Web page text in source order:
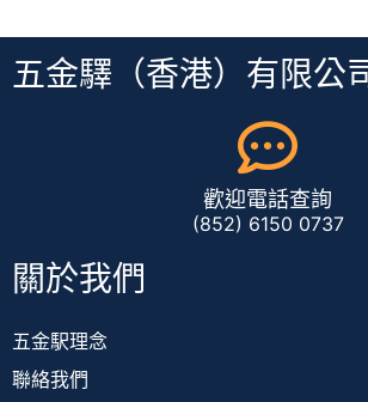
五金驛（香港）有限公
歡迎電話查詢
(852) 6150 0737
關於我們
五金駅理念
聯絡我們